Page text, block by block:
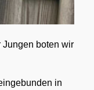
Jungen boten wir
in